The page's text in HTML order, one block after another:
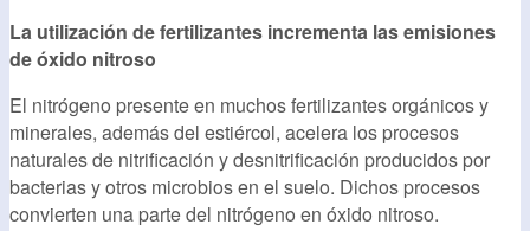
La utilización de fertilizantes incrementa las emisiones
de óxido nitroso
El nitrógeno presente en muchos fertilizantes orgánicos y
minerales, además del estiércol, acelera los procesos
naturales de nitrificación y desnitrificación producidos por
bacterias y otros microbios en el suelo. Dichos procesos
convierten una parte del nitrógeno en óxido nitroso.